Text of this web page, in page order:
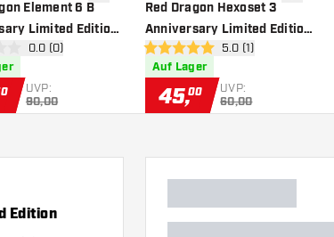
Element 6 B
Limited Edition
Bewertungsbereich öffnen
0.0 (0)
UVP:
90,00
Red Dragon Hexoset 3
Anniversary Limited Edition
85% - DartpfeileBewertungsbereich
5 Bewertungssterne
5.0 (1)
Auf Lager
45,00 UVP:
60,00
Edition